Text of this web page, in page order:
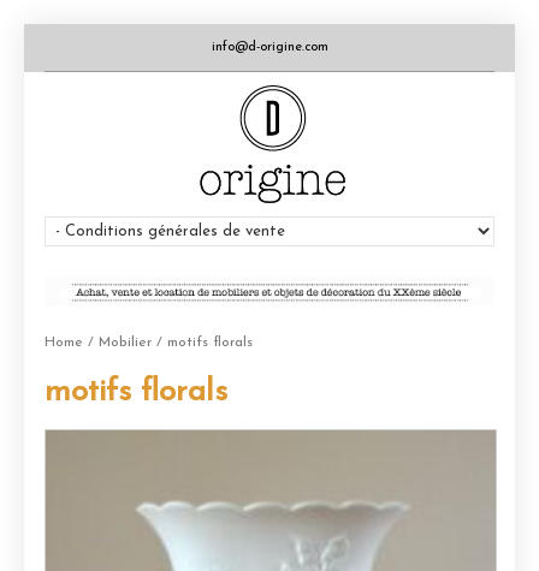
info@d-origine.com
Home / Mobilier / motifs florals
motifs florals